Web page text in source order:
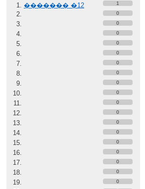
������� �12
1
0
0
0
0
0
0
0
0
0
0
0
0
0
0
0
0
0
0